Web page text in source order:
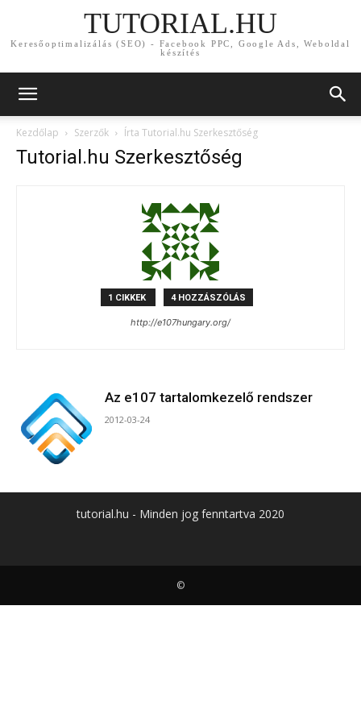
TUTORIAL.HU
Keresőoptimalizálás (SEO) - Facebook PPC, Google Ads, Weboldal
készítés
Kezdőlap Szerzők Írta Tutorial.hu Szerkesztőség
Tutorial.hu Szerkesztőség
1 CIKKEK 4 HOZZÁSZÓLÁS
http://e107hungary.org/
Az e107 tartalomkezelő rendszer
2012-03-24
tutorial.hu - Minden jog fenntartva 2020
©